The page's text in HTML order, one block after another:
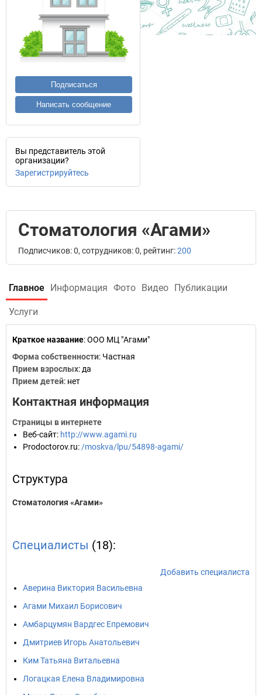
Подписаться
Написать сообщение
Вы представитель этой
организации?
Зарегистрируйтесь
Стоматология «Агами»
Подписчиков: 0, сотрудников: 0, рейтинг:200
Главное Информация Фото Видео Публикации
Услуги
Краткое название:ООО МЦ "Агами"
Форма собственности: Частная
Прием взрослых: да
Прием детей: нет
Контактная информация
Страницы в интернете
Веб-сайт: http://www.agami.ru
Prodoctorov.ru: /moskva/lpu/54898-agami/
Структура
Стоматология «Агами»
Специалисты (18):
Добавить специалиста
Аверина Виктория Васильевна
Агами Михаил Борисович
Амбарцумян Вардгес Епремович
Дмитриев Игорь Анатольевич
Ким Татьяна Витальевна
Логацкая Елена Владимировна